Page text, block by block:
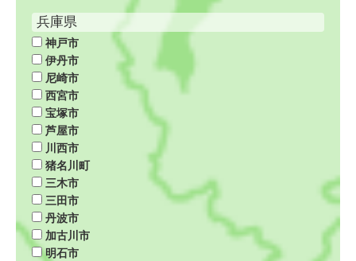
兵庫県
神戸市
伊丹市
尼崎市
西宮市
宝塚市
芦屋市
川西市
猪名川町
三木市
三田市
丹波市
加古川市
明石市